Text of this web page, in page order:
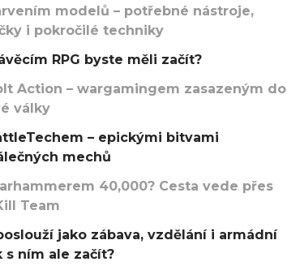
modelů – potřebné nástroje,
i pokročilé techniky
RPG byste měli začít?
Action – wargamingem zasazeným do
války
– epickými bitvami
mechů
40,000? Cesta vede přes
Team
jako zábava, vzdělání i armádní
s ním ale začít?